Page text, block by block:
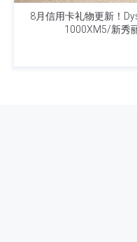
8月信用卡礼物更新！
1000XM5/新秀